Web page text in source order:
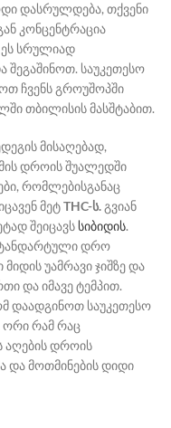
დასრულდება, თქვენი
კონცენტრაცია
ეს სრულიად
შეგაშინოთ. საუკეთესო
ჩვენს გროუშოპში
თბილისის მასშტაბით.
მისაღებად,
დროის შუალედში
რომლებისგანაც
მეტTHC-ს.გვიან
შეიცავს სიბიდის.
დრო
უამრავი ჯიშზე და
და იმავე ტემპით.
დაადგინოთ საუკეთესო
ორი რამ რაც
აღების დროის
და მოთმინების დიდი